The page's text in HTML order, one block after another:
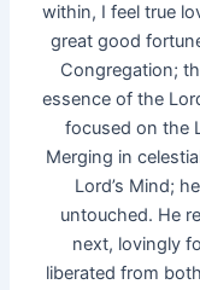
within, I feel true
great good
Congregation;
essence of the
focused on the
Merging in
Lord’s Mind;
untouched. He
next, lovingly
liberated from